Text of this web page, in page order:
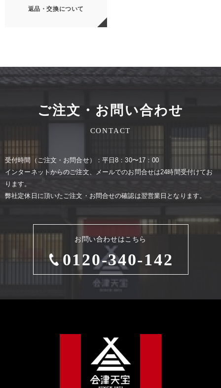
返品・交換について
ご注文・お問い合わせ
CONTACT
お問い合わせはこちら
0120-340-142
受付時間（ご注⽂・お問合せ）：平⽇8：30〜17：00
インターネットからのご注⽂、メールでのお問合せは24時間受付けてお
ります。
弊社定休⽇に頂いたご注⽂・お問合せの確認は翌営業⽇となります。